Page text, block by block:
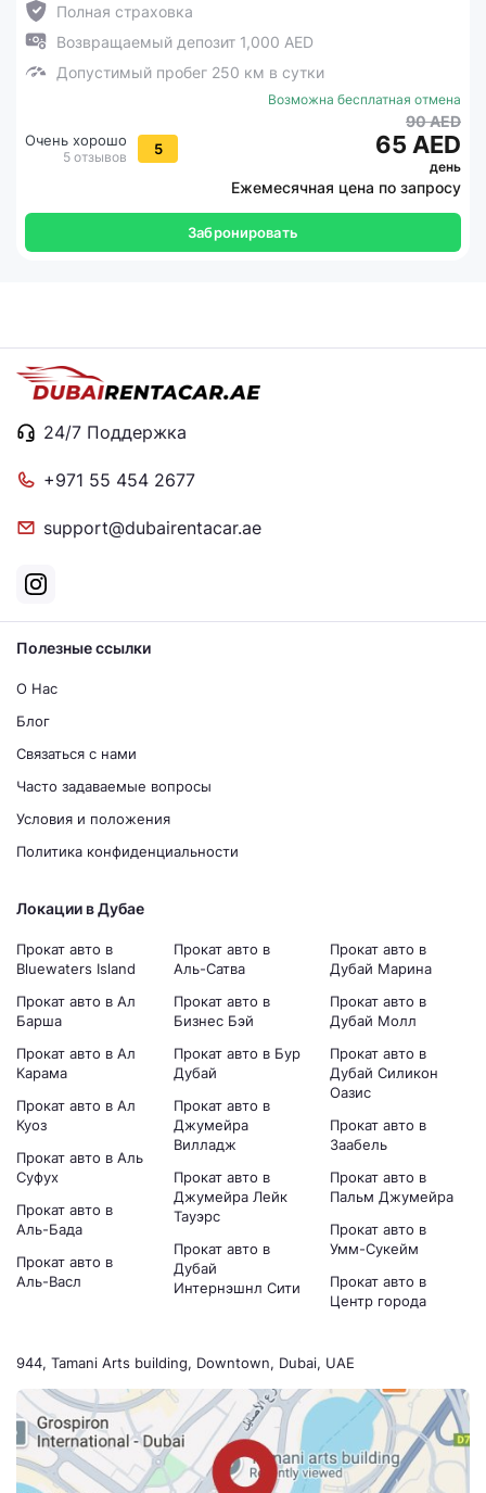
Полная страховка
Возвращаемый депозит 1,000 AED
Допустимый пробег 250 км в сутки
Очень хорошо
5 отзывов 5
Возможна бесплатная отмена
90 AED
65 AED
день
Ежемесячная цена по запросу
Забронировать
24/7 Поддержка
+971 55 454 2677
support@dubairentacar.ae
944, Tamani Arts building, Downtown, Dubai, UAE
Полезные ссылки
О Нас
Блог
Связаться с нами
Часто задаваемые вопросы
Условия и положения
Политика конфиденциальности
Локации в Дубае
Прокат авто в
Bluewaters Island
Прокат авто в Ал
Барша
Прокат авто в Ал
Карама
Прокат авто в Ал
Куоз
Прокат авто в Аль
Суфух
Прокат авто в
Аль-Бада
Прокат авто в
Аль-Васл
Прокат авто в
Аль-Сатва
Прокат авто в
Бизнес Бэй
Прокат авто в Бур
Дубай
Прокат авто в
Джумейра
Вилладж
Прокат авто в
Джумейра Лейк
Тауэрс
Прокат авто в
Дубай
Интернэшнл Сити
Прокат авто в
Дубай Марина
Прокат авто в
Дубай Молл
Прокат авто в
Дубай Силикон
Оазис
Прокат авто в
Заабель
Прокат авто в
Пальм Джумейра
Прокат авто в
Умм-Сукейм
Прокат авто в
Центр города